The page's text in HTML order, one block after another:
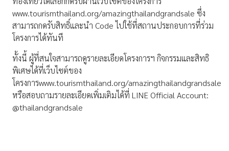
www.tourismthailand.org/amazingthailandgrandsale ซึ่ง
สามารถกดรับสิทธิ์และนำ Code ไปใช้ที่สถานประกอบการที่ร่วม
โครงการได้ทันที
ทั้งนี้ ผู้ที่สนใจสามารถดูรายละเอียดโครงการฯ กิจกรรมและสิทธิ
พิเศษได้ที่เว็บไซต์ของ
โครงการwww.tourismthailand.org/amazingthailandgrandsale
หรือสอบถามรายละเอียดเพิ่มเติมได้ที่ LINE Official Account:
@thailandgrandsale